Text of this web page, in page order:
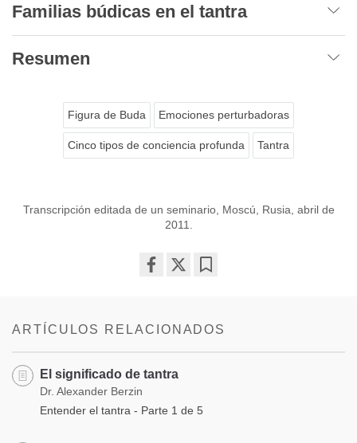
Familias búdicas en el tantra
Resumen
Figura de Buda Emociones perturbadoras
Cinco tipos de conciencia profunda Tantra
Transcripción editada de un seminario, Moscú, Rusia, abril de
2011.
ARTÍCULOS RELACIONADOS
El significado de tantra
Dr. Alexander Berzin
Entender el tantra - Parte 1 de 5